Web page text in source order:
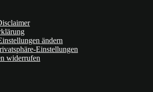
ändern
Einstellungen
widerrufen